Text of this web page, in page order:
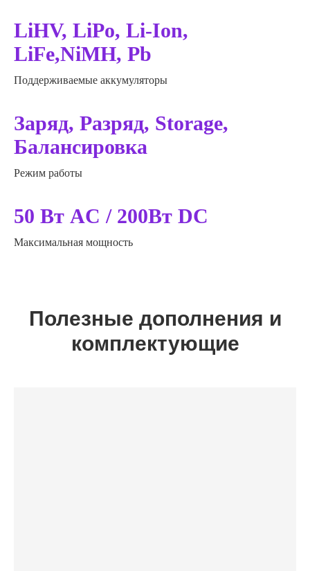
LiHV, LiPo, Li-Ion,
LiFe,NiMH, Pb
Поддерживаемые аккумуляторы
Заряд, Разряд, Storage,
Балансировка
Режим работы
50 Вт AC / 200Вт DC
Максимальная мощность
Полезные дополнения и
комплектующие